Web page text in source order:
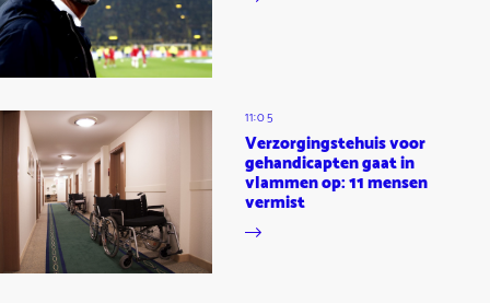
11:05
Verzorgingstehuis voor
gehandicapten gaat in
vlammen op: 11 mensen
vermist